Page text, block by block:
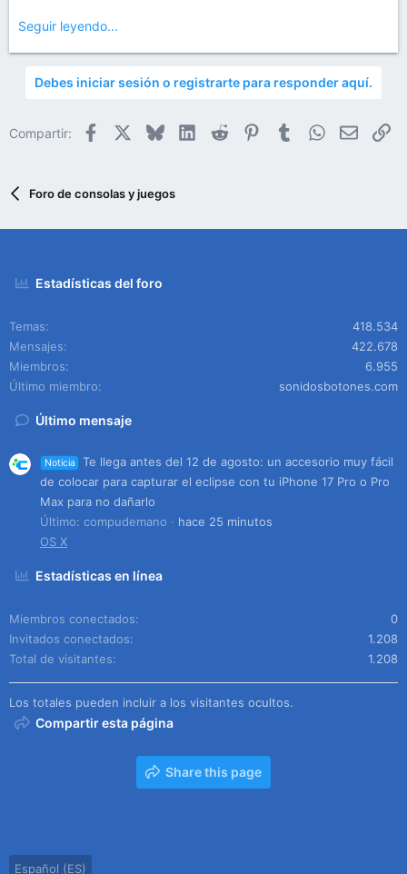
Seguir leyendo...
Debes iniciar sesión o registrarte para responder aquí.
Compartir: Facebook BlueskyLinkedIn
Reddit PinterestTumblrWhatsApp
Email
Foro de consolas y juegos
Estadísticas del foro
Temas
418.534
Mensajes
422.678
Miembros
6.955
Último miembro
sonidosbotones.com
Último mensaje
Noticia
Te llega antes del 12 de agosto: un accesorio muy fácil
de colocar para capturar el eclipse con tu iPhone 17 Pro o Pro
Max para no dañarlo
Último: compudemano
hace 25 minutos
OS X
Estadísticas en línea
Miembros conectados
0
Invitados conectados
1.208
Total de visitantes
1.208
Los totales pueden incluir a los visitantes ocultos.
Compartir esta página
Share this page
Español (ES)